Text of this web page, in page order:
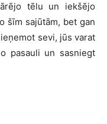
tēlu un iekšējo
šīm sajūtām, bet gan
sevi, jūs varat
pasauli un sasniegt